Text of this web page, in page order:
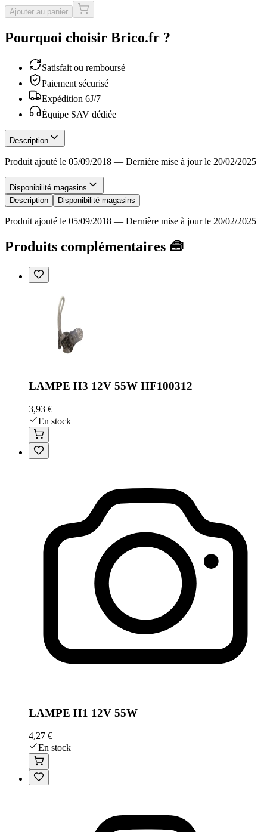
Ajouter au panier
Pourquoi choisir Brico.fr ?
Satisfait ou remboursé
Paiement sécurisé
Expédition 6J/7
Équipe SAV dédiée
Description
Produit ajouté le 05/09/2018 — Dernière mise à jour le 20/02/2025
Disponibilité magasins
Description
Disponibilité magasins
Produit ajouté le 05/09/2018 — Dernière mise à jour le 20/02/2025
Produits complémentaires 🧰
LAMPE H3 12V 55W HF100312
3,93 €
En stock
LAMPE H1 12V 55W
4,27 €
En stock